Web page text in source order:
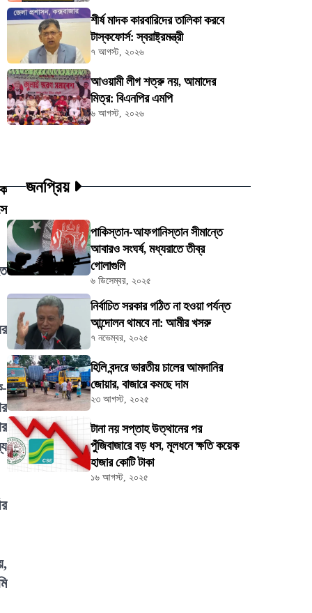
শীর্ষ মাদক কারবারিদের তালিকা করবে
টাস্কফোর্স: স্বরাষ্ট্রমন্ত্রী
৭ আগস্ট, ২০২৬
আওয়ামী লীগ শত্রু নয়, আমাদের
মিত্র: বিএনপির এমপি
৬ আগস্ট, ২০২৬
জনপ্রিয়
পাকিস্তান-আফগানিস্তান সীমান্তে
আবারও সংঘর্ষ, মধ্যরাতে তীব্র
গোলাগুলি
৬ ডিসেম্বর, ২০২৫
নির্বাচিত সরকার গঠিত না হওয়া পর্যন্ত
আন্দোলন থামবে না: আমীর খসরু
৭ নভেম্বর, ২০২৫
হিলি বন্দরে ভারতীয় চালের আমদানির
জোয়ার, বাজারে কমছে দাম
২৩ আগস্ট, ২০২৫
টানা নয় সপ্তাহ উত্থানের পর
পুঁজিবাজারে বড় ধস, মূলধনে ক্ষতি কয়েক
হাজার কোটি টাকা
১৬ আগস্ট, ২০২৫